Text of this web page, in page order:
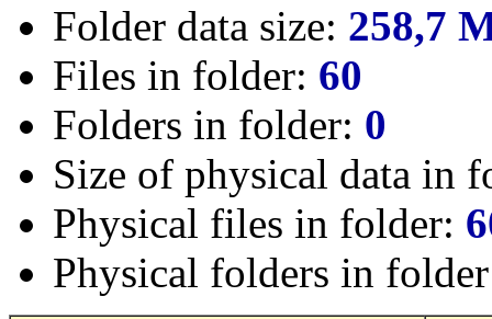
Folder data size: 258,7
Files in folder: 60
Folders in folder: 0
Size of physical data in
Physical files in folder:
Physical folders in